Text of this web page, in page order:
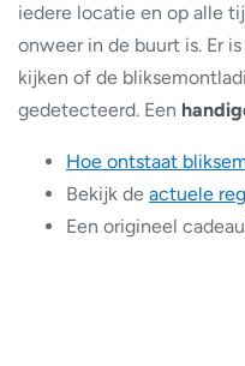
iedere locatie en op alle
onweer in de buurt is. Er
kijken of de
gedetecteerd. Een
Hoe ontstaat
Bekijk de actuele
Een origineel